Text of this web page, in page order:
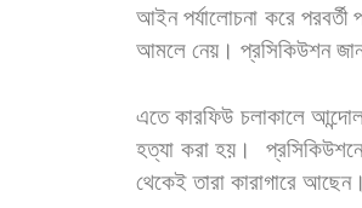
আইন পর্যালোচনা করে পরবর্তী
আমলে নেয়। প্রসিকিউশন
এতে কারফিউ চলাকালে
হত্যা করা হয়।
থেকেই তারা কারাগারে আছেন।